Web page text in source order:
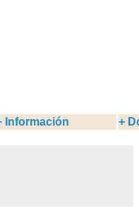
Información +